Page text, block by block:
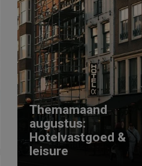
Themamaand
augustus:
Hotelvastgoed &
leisure